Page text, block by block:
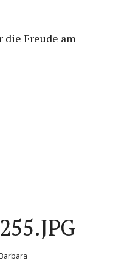
die Freude am
Barbara